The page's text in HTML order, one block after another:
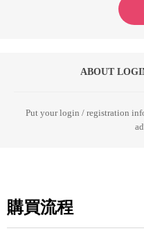
ABOUT
Put your login / registration
購買流程